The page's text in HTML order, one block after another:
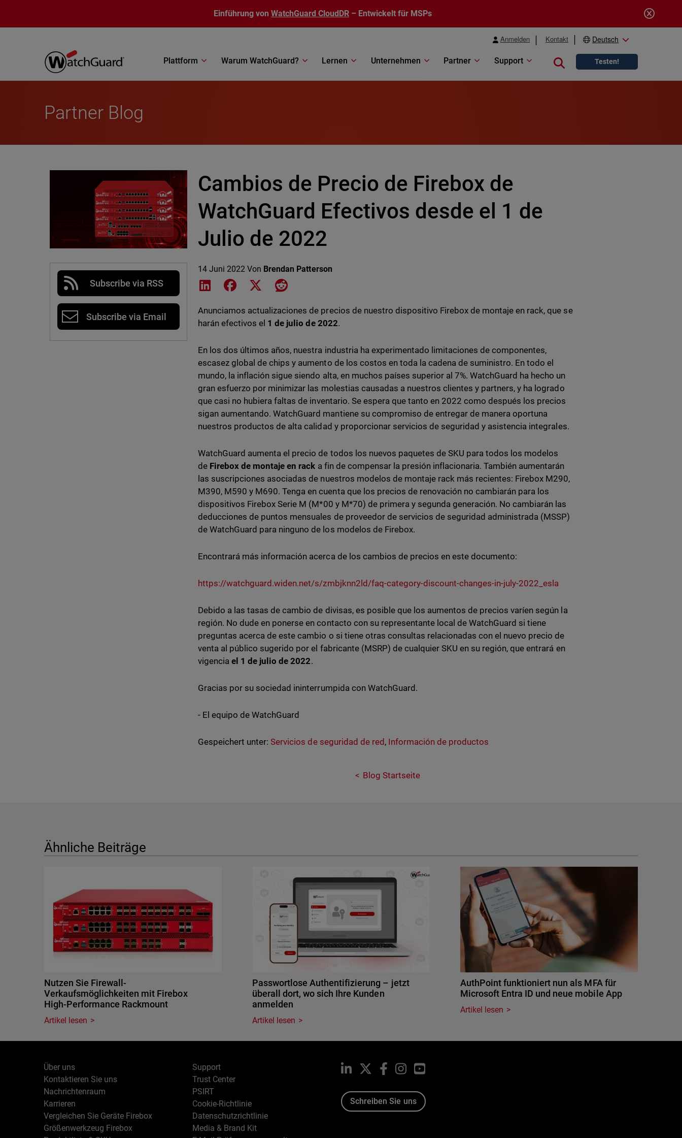
Einführung von WatchGuard CloudDR – Entwickelt für MSPs
Anmelden Kontakt Deutsch
Plattform Warum WatchGuard? Lernen Unternehmen Partner Support Close search
Testen!
Partner Blog
Subscribe via RSS
Subscribe via Email
Cambios de Precio de Firebox de
WatchGuard Efectivos desde el 1 de
Julio de 2022
14 Juni 2022 Von Brendan Patterson
Share on LinkedIn
Share on Facebook
Share on XShare on Reddit
Anunciamos actualizaciones de precios de nuestro dispositivo Firebox de montaje en rack, que se
harán efectivos el 1 de julio de 2022.
En los dos últimos años, nuestra industria ha experimentado limitaciones de componentes,
escasez global de chips y aumento de los costos en toda la cadena de suministro. En todo el
mundo, la inflación sigue siendo alta, en muchos países superior al 7%. WatchGuard ha hecho un
gran esfuerzo por minimizar las molestias causadas a nuestros clientes y partners, y ha logrado
que casi no hubiera faltas de inventario. Se espera que tanto en 2022 como después los precios
sigan aumentando. WatchGuard mantiene su compromiso de entregar de manera oportuna
nuestros productos de alta calidad y proporcionar servicios de seguridad y asistencia integrales.
WatchGuard aumenta el precio de todos los nuevos paquetes de SKU para todos los modelos
de Firebox de montaje en rack a fin de compensar la presión inflacionaria. También aumentarán
las suscripciones asociadas de nuestros modelos de montaje rack más recientes: Firebox M290,
M390, M590 y M690. Tenga en cuenta que los precios de renovación no cambiarán para los
dispositivos Firebox Serie M (M*00 y M*70) de primera y segunda generación. No cambiarán las
deducciones de puntos mensuales de proveedor de servicios de seguridad administrada (MSSP)
de WatchGuard para ninguno de los modelos de Firebox.
Encontrará más información acerca de los cambios de precios en este documento:
https://watchguard.widen.net/s/zmbjknn2ld/faq-category-discount-changes-in-july-2022_esla
Debido a las tasas de cambio de divisas, es posible que los aumentos de precios varíen según la
región. No dude en ponerse en contacto con su representante local de WatchGuard si tiene
preguntas acerca de este cambio o si tiene otras consultas relacionadas con el nuevo precio de
venta al público sugerido por el fabricante (MSRP) de cualquier SKU en su región, que entrará en
vigenciael 1 de julio de 2022.
Gracias por su sociedad ininterrumpida con WatchGuard.
- El equipo de WatchGuard
Gespeichert unter: Servicios de seguridad de red , Información de productos
Blog Startseite
Ähnliche Beiträge
Nutzen Sie Firewall-
Verkaufsmöglichkeiten mit Firebox
High-Performance Rackmount
Artikel lesen
Passwortlose Authentifizierung – jetzt
überall dort, wo sich Ihre Kunden
anmelden
Artikel lesen
AuthPoint funktioniert nun als MFA für
Microsoft Entra ID und neue mobile App
Artikel lesen
Über uns
Kontaktieren Sie uns
Nachrichtenraum
Karrieren
Vergleichen Sie Geräte Firebox
Größenwerkzeug Firebox
Support
Trust Center
PSIRT
Cookie-Richtlinie
Datenschutzrichtlinie
Media & Brand Kit
LinkedIn Facebook
InstagramYouTube
Schreiben Sie uns